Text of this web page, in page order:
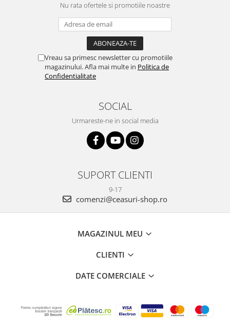
Nu rata ofertele si promotiile noastre
Vreau sa primesc newsletter cu promotiile
magazinului. Afla mai multe in Politica de
Confidentialitate
SOCIAL
Urmareste-ne in social media
SUPORT CLIENTI
9-17
comenzi@ceasuri-shop.ro
MAGAZINUL MEU
CLIENTI
DATE COMERCIALE